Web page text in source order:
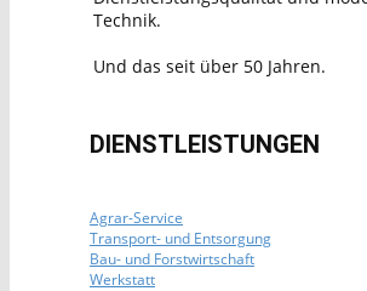
Technik.
Und das seit über 50 Jahren.
DIENSTLEISTUNGEN
Agrar-Service
Transport- und Entsorgung
Bau- und Forstwirtschaft
Werkstatt